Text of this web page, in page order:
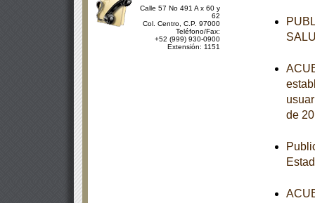
Calle 57 No 491 A x 60 y
62
Col. Centro, C.P. 97000
Teléfono/Fax:
+52 (999) 930-0900
Extensión: 1151
de